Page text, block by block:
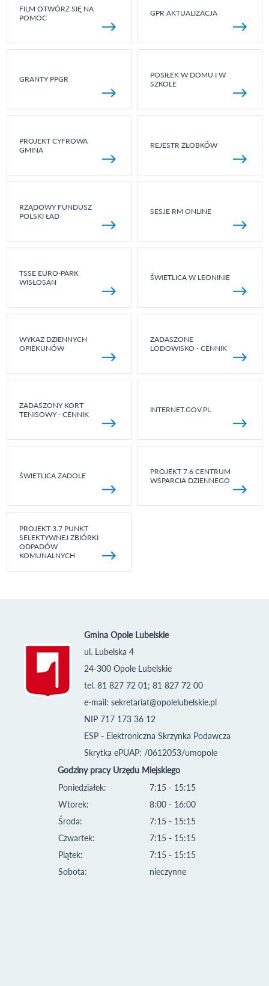
FILM OTWÓRZ SIĘ NA
POMOC
GPR AKTUALIZACJA
GRANTY PPGR
POSIŁEK W DOMU I W
SZKOLE
PROJEKT CYFROWA
GMINA
REJESTR ŻŁOBKÓW
RZĄDOWY FUNDUSZ
POLSKI ŁAD
SESJE RM ONLINE
TSSE EURO-PARK
WISŁOSAN
ŚWIETLICA W LEONINIE
WYKAZ DZIENNYCH
OPIEKUNÓW
ZADASZONE
LODOWISKO - CENNIK
ZADASZONY KORT
TENISOWY - CENNIK
INTERNET.GOV.PL
ŚWIETLICA ZADOLE
PROJEKT 7.6 CENTRUM
WSPARCIA DZIENNEGO
PROJEKT 3.7 PUNKT
SELEKTYWNEJ ZBIÓRKI
ODPADÓW
KOMUNALNYCH
Gmina Opole Lubelskie
ul. Lubelska 4
24-300 Opole Lubelskie
tel. 81 827 72 01; 81 827 72 00
e-mail: sekretariat@opolelubelskie.pl
NIP 717 173 36 12
ESP - Elektroniczna Skrzynka Podawcza
Skrytka ePUAP: /0612053/umopole
Godziny pracy Urzędu Miejskiego
Poniedziałek:
Wtorek:
Środa:
Czwartek:
Piątek:
Sobota:
7:15 - 15:15
8:00 - 16:00
7:15 - 15:15
7:15 - 15:15
7:15 - 15:15
nieczynne